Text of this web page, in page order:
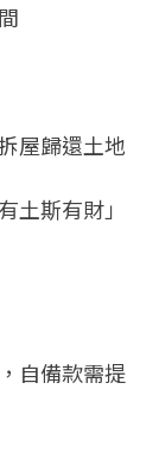
屋歸還土地
斯有財」
自備款需提